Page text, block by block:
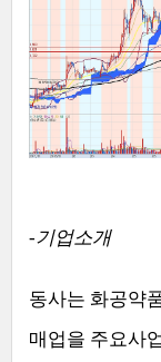
-기업소개
동사는 화공약
매업을 주요사